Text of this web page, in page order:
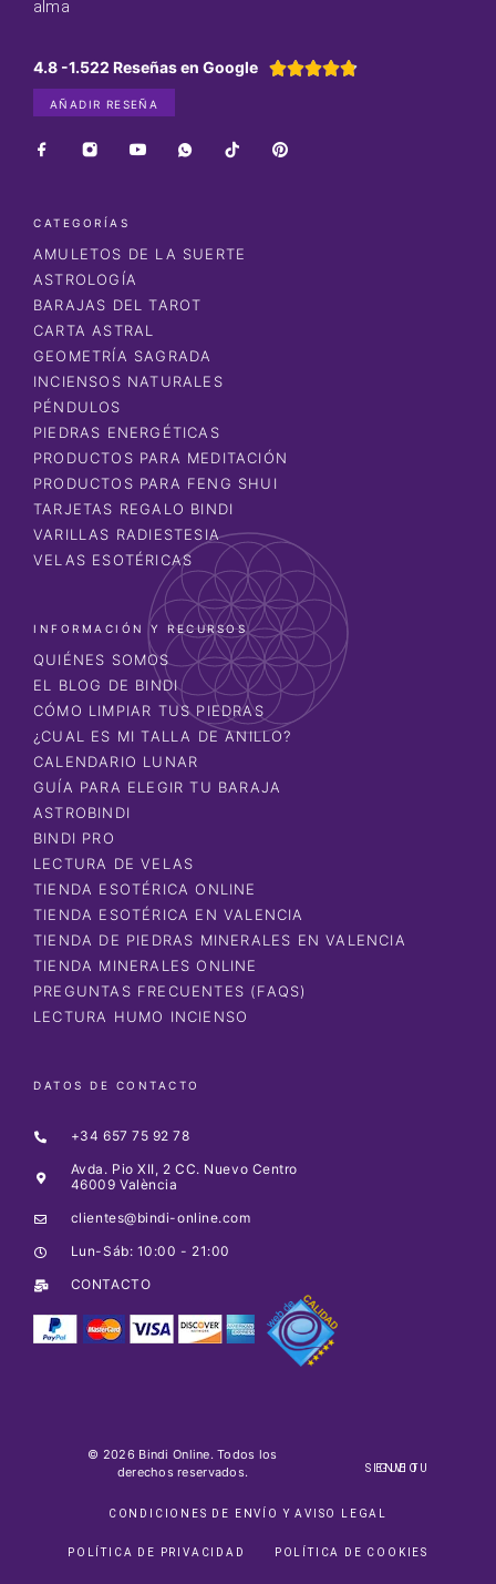
alma
4.8 -1.522 Reseñas en Google 
AÑADIR RESEÑA
CATEGORÍAS
AMULETOS DE LA SUERTE
ASTROLOGÍA
BARAJAS DEL TAROT
CARTA ASTRAL
GEOMETRÍA SAGRADA
INCIENSOS NATURALES
PÉNDULOS
PIEDRAS ENERGÉTICAS
PRODUCTOS PARA MEDITACIÓN
PRODUCTOS PARA FENG SHUI
TARJETAS REGALO BINDI
VARILLAS RADIESTESIA
VELAS ESOTÉRICAS
INFORMACIÓN Y RECURSOS
QUIÉNES SOMOS
EL BLOG DE BINDI
CÓMO LIMPIAR TUS PIEDRAS
¿CUAL ES MI TALLA DE ANILLO?
CALENDARIO LUNAR
GUÍA PARA ELEGIR TU BARAJA
ASTROBINDI
BINDI PRO
LECTURA DE VELAS
TIENDA ESOTÉRICA ONLINE
TIENDA ESOTÉRICA EN VALENCIA
TIENDA DE PIEDRAS MINERALES EN VALENCIA
TIENDA MINERALES ONLINE
PREGUNTAS FRECUENTES (FAQS)
LECTURA HUMO INCIENSO
DATOS DE CONTACTO
+34 657 75 92 78
Avda. Pio XII, 2 CC. Nuevo Centro
46009 València
clientes@bindi-online.com
Lun-Sáb: 10:00 - 21:00
CONTACTO
© 2026 Bindi Online. Todos los
derechos reservados.
SIGUE TU ENVIO
CONDICIONES DE ENVÍO Y AVISO LEGAL
POLÍTICA DE PRIVACIDAD POLÍTICA DE COOKIES